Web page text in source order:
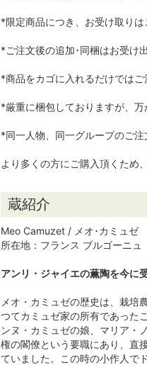
*限定商品につき、お受け取りは
*ご注文後の追加･同梱はお受け
*商品をカゴに入れるだけでは
*厳重に梱包しておりますが、
*同一人物、同一グループのご注
より多くの方にご購入頂くため
蔵紹介
Meo Camuzet / メオ･カミュゼ
所在地：フランス ブルゴーニュ
アンリ・ジャイエの薫陶を今に
メオ・カミュゼの歴史は、栽培
つてカミュゼ家の所有であった
ンヌ・カミュゼの娘、マリア・
権の閣僚という要職にあり、直
ていました。この時の小作人で